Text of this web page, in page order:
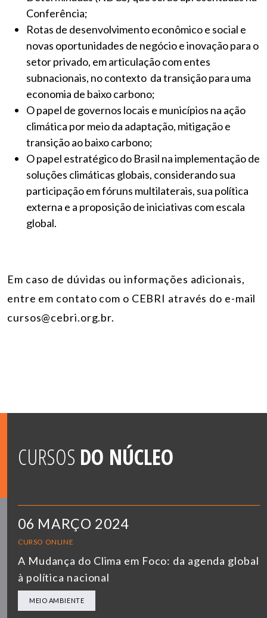
Conferência;
Rotas de desenvolvimento econômico e social e
novas oportunidades de negócio e inovação para o
setor privado, em articulação com entes
subnacionais, no contexto da transição para uma
economia de baixo carbono;
O papel de governos locais e municípios na ação
climática por meio da adaptação, mitigação e
transição ao baixo carbono;
O papel estratégico do Brasil na implementação de
soluções climáticas globais, considerando sua
participação em fóruns multilaterais, sua política
externa e a proposição de iniciativas com escala
global.
Em caso de dúvidas ou informações adicionais,
entre em contato com o CEBRI através do e-mail
cursos@cebri.org.br.
CURSOS DO NÚCLEO
06 MARÇO 2024
CURSO ONLINE
A Mudança do Clima em Foco: da agenda global
à política nacional
MEIO AMBIENTE